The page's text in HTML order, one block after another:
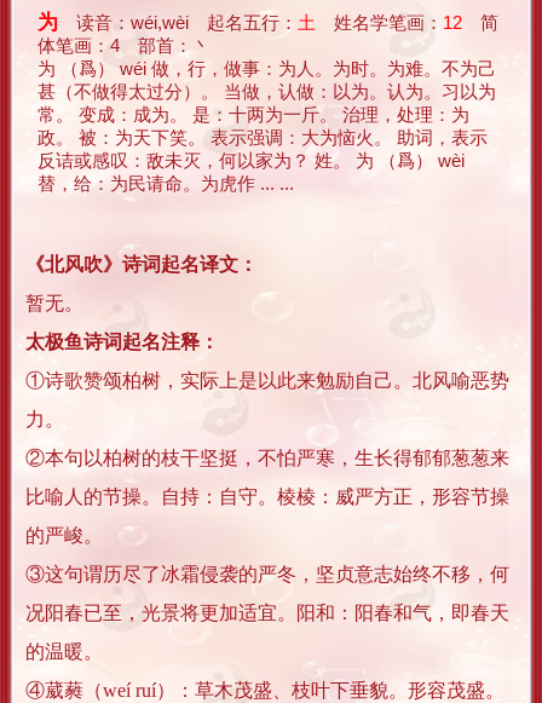
为 读音：wéi,wèi 起名五行： 土 姓名学笔画： 12 简
体笔画：4 部首：丶
为 （爲） wéi 做，行，做事：为人。为时。为难。不为己
甚（不做得太过分）。 当做，认做：以为。认为。习以为
常。 变成：成为。 是：十两为一斤。 治理，处理：为
政。 被：为天下笑。 表示强调：大为恼火。 助词，表示
反诘或感叹：敌未灭，何以家为？ 姓。 为 （爲） wèi
替，给：为民请命。为虎作 ... ...
《北风吹》诗词起名译文：
暂无。
太极鱼诗词起名注释：
①诗歌赞颂柏树，实际上是以此来勉励自己。北风喻恶势
力。
②本句以柏树的枝干坚挺，不怕严寒，生长得郁郁葱葱来
比喻人的节操。自持：自守。棱棱：威严方正，形容节操
的严峻。
③这句谓历尽了冰霜侵袭的严冬，坚贞意志始终不移，何
况阳春已至，光景将更加适宜。阳和：阳春和气，即春天
的温暖。
④葳蕤（weí ruí）：草木茂盛、枝叶下垂貌。形容茂盛。